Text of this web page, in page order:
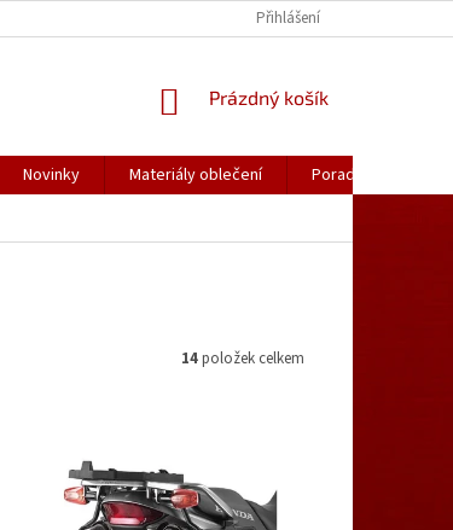
KATALOGY (.PDF)Přihlášení
NÁKUPNÍ
Prázdný košík
Novinky Materiály oblečení Poradna
14položek celkem